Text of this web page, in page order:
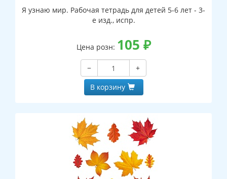
Я узнаю мир. Рабочая тетрадь для детей 5-6 лет - 3-
е изд., испр.
Цена розн: 105 ₽
−
+
В корзину